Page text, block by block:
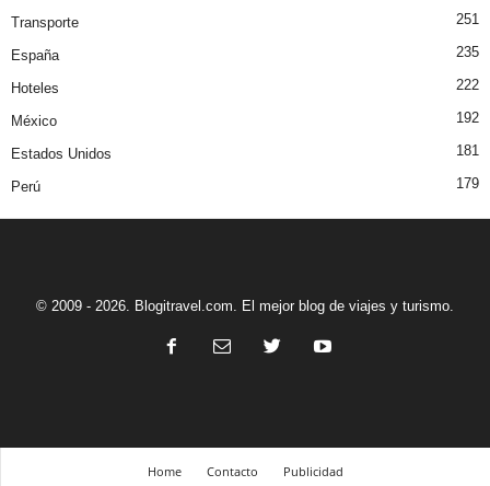
Transporte 251
España 235
Hoteles 222
México 192
Estados Unidos 181
Perú 179
© 2009 - 2026. Blogitravel.com. El mejor blog de viajes y turismo.
Home Contacto Publicidad